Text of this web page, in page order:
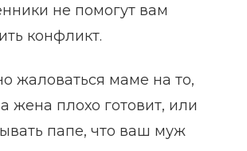
не помогут вам
конфликт.
жаловаться маме на то,
жена плохо готовит, или
папе, что ваш муж